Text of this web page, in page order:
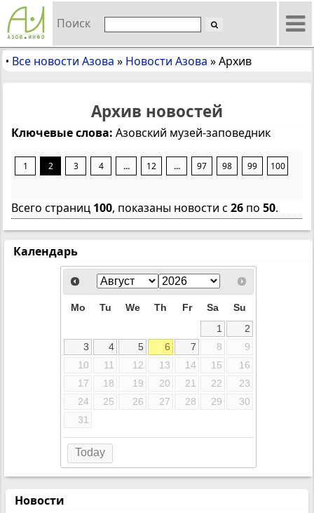
Поиск
• Все новости Азова » Новости Азова »Архив
Архив новостей
Ключевые слова: Азовский музей-заповедник
1 2 3 4 ... 12 ... 97 98 99 100
Всего страниц 100, показаны новости с 26 по 50.
Новости
Календарь
Mo Tu We Th Fr Sa
Su
1
2
3
4 5 6 7 8
9
10
11 12 13 14 15
16
17
18 19 20 21 22
23
24
25 26 27 28 29
30
31
Today